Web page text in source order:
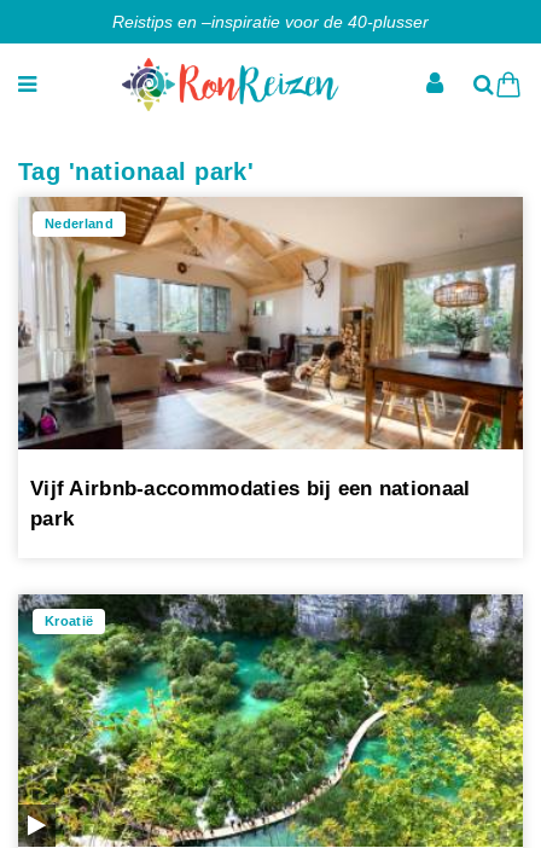
Reistips en –inspiratie voor de 40-plusser
Tag 'nationaal park'
Nederland
Vijf Airbnb-accommodaties bij een nationaal
park
Kroatië